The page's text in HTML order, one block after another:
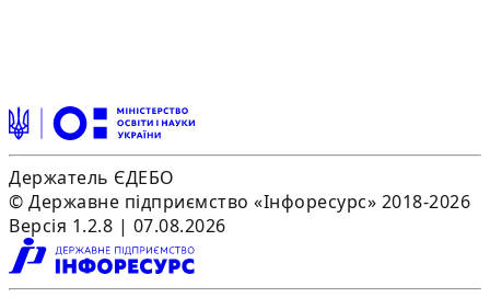
Держатель ЄДЕБО
© Державне підприємство «Інфоресурс» 2018-2026
Версія 1.2.8 | 07.08.2026